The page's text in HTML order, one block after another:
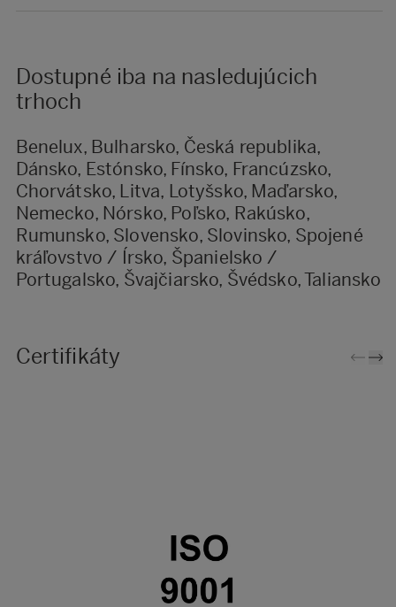
Dostupné iba na nasledujúcich
trhoch
Benelux, Bulharsko, Česká republika,
Dánsko, Estónsko, Fínsko, Francúzsko,
Chorvátsko, Litva, Lotyšsko, Maďarsko,
Nemecko, Nórsko, Poľsko, Rakúsko,
Rumunsko, Slovensko, Slovinsko, Spojené
kráľovstvo / Írsko, Španielsko /
Portugalsko, Švajčiarsko, Švédsko, Taliansko
Certifikáty